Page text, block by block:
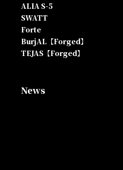
ALIA S-5
SWATT
Forte
BurjAL【Forged】
TEJAS【Forged】
News